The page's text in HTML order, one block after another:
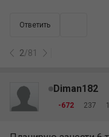
Ответить
2/81
Diman182
-672 237